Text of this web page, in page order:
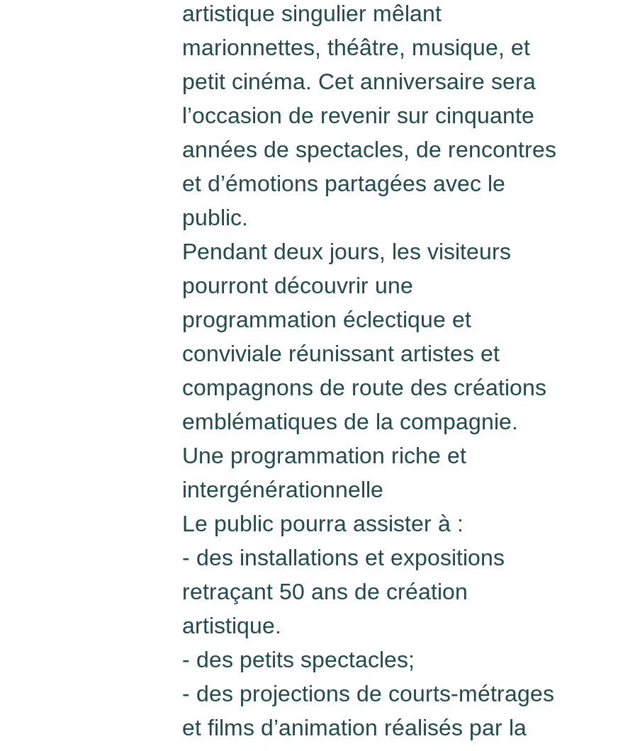
artistique singulier mêlant
marionnettes, théâtre, musique, et
petit cinéma. Cet anniversaire sera
l’occasion de revenir sur cinquante
années de spectacles, de rencontres
et d’émotions partagées avec le
public.
Pendant deux jours, les visiteurs
pourront découvrir une
programmation éclectique et
conviviale réunissant artistes et
compagnons de route des créations
emblématiques de la compagnie.
Une programmation riche et
intergénérationnelle
Le public pourra assister à :
- des installations et expositions
retraçant 50 ans de création
artistique.
- des petits spectacles;
- des projections de courts-métrages
et films d’animation réalisés par la